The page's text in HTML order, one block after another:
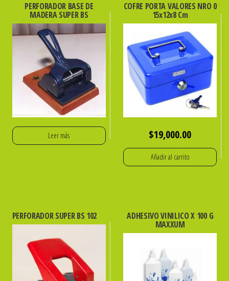
PERFORADOR BASE DE
MADERA SUPER BS
Leer más
COFRE PORTA VALORES NRO 0
15x12x8 Cm
$19,000.00
Añadir al carrito
PERFORADOR SUPER BS 102 ADHESIVO VINILICO X 100 G
MAXXUM